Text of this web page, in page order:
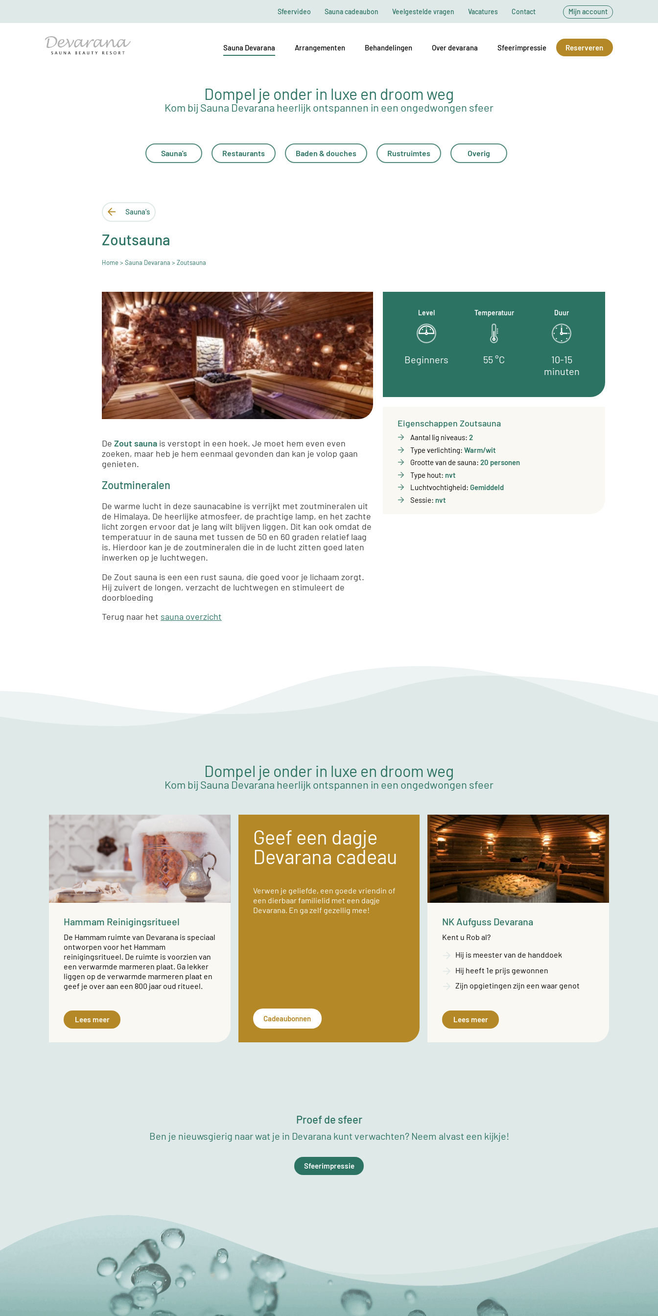
Sfeervideo Sauna cadeaubon Veelgestelde vragen Vacatures Contact Mijn account
Sauna Devarana Arrangementen Behandelingen Over devarana Sfeerimpressie Reserveren
Dompel je onder in luxe en droom weg
Kom bij Sauna Devarana heerlijk ontspannen in een ongedwongen sfeer
Sauna's Restaurants Baden & douches Rustruimtes Overig
Sauna's
Zoutsauna
Home> Sauna Devarana > Zoutsauna
De Zout sauna is verstopt in een hoek. Je moet hem even even
zoeken, maar heb je hem eenmaal gevonden dan kan je volop gaan
genieten.
Zoutmineralen
De warme lucht in deze saunacabine is verrijkt met zoutmineralen uit
de Himalaya. De heerlijke atmosfeer, de prachtige lamp, en het zachte
licht zorgen ervoor dat je lang wilt blijven liggen. Dit kan ook omdat de
temperatuur in de sauna met tussen de 50 en 60 graden relatief laag
is. Hierdoor kan je de zoutmineralen die in de lucht zitten goed laten
inwerken op je luchtwegen.
De Zout sauna is een een rust sauna, die goed voor je lichaam zorgt.
Hij zuivert de longen, verzacht de luchtwegen en stimuleert de
doorbloeding
Terug naar het sauna overzicht
Level
Beginners
Temperatuur
55 °C
Duur
10-15
minuten
Eigenschappen Zoutsauna
Aantal lig niveaus:2
Type verlichting:Warm/wit
Grootte van de sauna:20 personen
Type hout: nvt
Luchtvochtigheid:Gemiddeld
Sessie: nvt
Dompel je onder in luxe en droom weg
Kom bij Sauna Devarana heerlijk ontspannen in een ongedwongen sfeer
Hammam Reinigingsritueel
De Hammam ruimte van Devarana is speciaal
ontworpen voor het Hammam
reinigingsritueel. De ruimte is voorzien van
een verwarmde marmeren plaat. Ga lekker
liggen op de verwarmde marmeren plaat en
geef je over aan een 800 jaar oud ritueel.
Lees meer
Geef een dagje
Devarana cadeau
Verwen je geliefde, een goede vriendin of
een dierbaar familielid met een dagje
Devarana. En ga zelf gezellig mee!
Cadeaubonnen
NK Aufguss Devarana
Kent u Rob al?
Hij is meester van de handdoek
Hij heeft 1e prijs gewonnen
Zijn opgietingen zijn een waar genot
Lees meer
Proef de sfeer
Ben je nieuwsgierig naar wat je in Devarana kunt verwachten? Neem alvast een kijkje!
Sfeerimpressie